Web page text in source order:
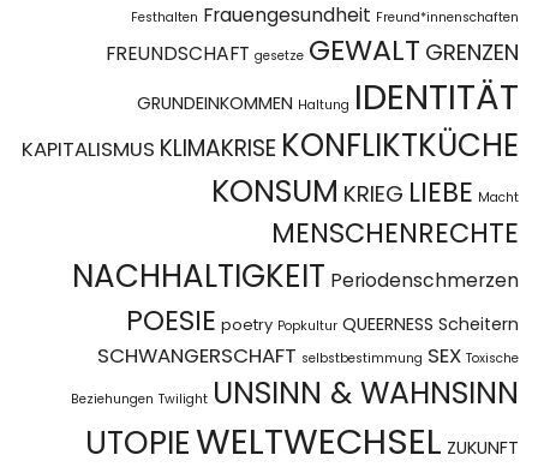
Festhalten Frauengesundheit Freund*innenschaften
FREUNDSCHAFT gesetze GEWALT GRENZEN
GRUNDEINKOMMEN Haltung IDENTITÄT
KAPITALISMUS KLIMAKRISE KONFLIKTKÜCHE
KONSUM KRIEG LIEBE Macht
MENSCHENRECHTE
NACHHALTIGKEIT Periodenschmerzen
POESIE poetry Popkultur QUEERNESS Scheitern
SCHWANGERSCHAFT selbstbestimmung SEX Toxische
Beziehungen Twilight UNSINN & WAHNSINN
UTOPIEWELTWECHSEL ZUKUNFT